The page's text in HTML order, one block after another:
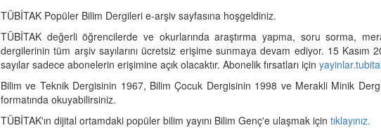
TÜBİTAK Popüler Bilim Dergileri e-arşiv sayfasına hoşgeldiniz.
TÜBİTAK değerli öğrencilerde ve okurlarında araştırma yapma, soru sorma,
dergilerinin tüm arşiv sayılarını ücretsiz erişime sunmaya devam ediyor. 15
sayılar sadece abonelerin erişimine açık olacaktır. Abonelik fırsatları için
Bilim ve Teknik Dergisinin 1967, Bilim Çocuk Dergisinin 1998 ve Merakli Minik
formatında okuyabilirsiniz.
TÜBİTAK'ın dijital ortamdaki popüler bilim yayını Bilim Genç'e ulaşmak için tıklayınız.